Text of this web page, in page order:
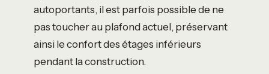
autoportants, il est parfois possible de ne
pas toucher au plafond actuel, préservant
ainsi le confort des étages inférieurs
pendant la construction.